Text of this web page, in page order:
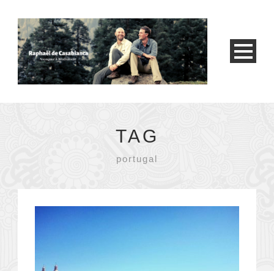
TAG
portugal